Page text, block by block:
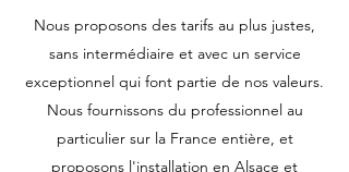
Nous proposons des tarifs au plus justes,
sans intermédiaire et avec un service
exceptionnel qui font partie de nos valeurs.
Nous fournissons du professionnel au
particulier sur la France entière, et
proposons l'installation en Alsace et